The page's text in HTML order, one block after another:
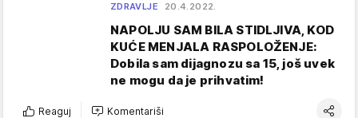
ZDRAVLJE 20.4.2022.
NAPOLJU SAM BILA STIDLJIVA, KOD
KUĆE MENJALA RASPOLOŽENJE:
Dobila sam dijagnozu sa 15, još uvek
ne mogu da je prihvatim!
Reaguj Komentariši